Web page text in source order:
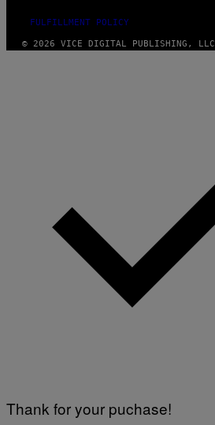
FULFILLMENT POLICY
© 2026 VICE DIGITAL PUBLISHING, LLC
Thank for your puchase!